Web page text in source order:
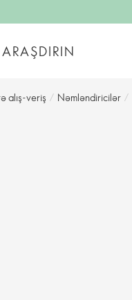
ARAŞDIRIN
alış-veriş / Nəmləndiricilər /